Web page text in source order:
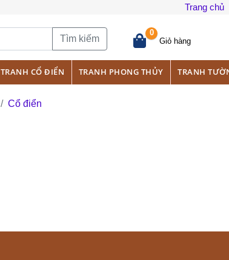
Trang chủ
Tìm kiếm
0
Giỏ hàng
TRANH CỔ ĐIỂN TRANH PHONG THỦY TRANH
Cổ điển